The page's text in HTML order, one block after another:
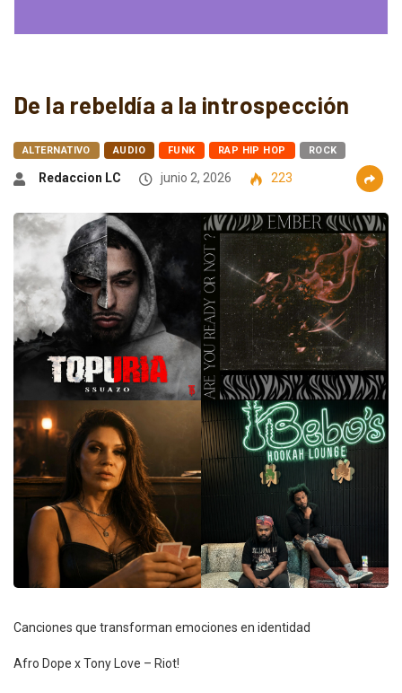
De la rebeldía a la introspección
ALTERNATIVO AUDIO FUNK RAP HIP HOP ROCK
Redaccion LC junio 2, 2026 223
Canciones que transforman emociones en identidad
Afro Dope x Tony Love – Riot!